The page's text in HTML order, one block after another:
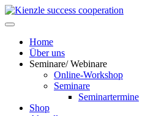
Home
Über uns
Seminare/ Webinare
Online-Workshop
Seminare
Seminartermine
Shop